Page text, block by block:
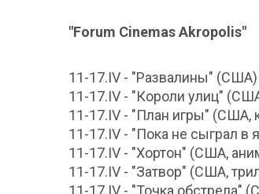
"Forum Cinemas Akropolis"
11-17.IV - "Развалины" (США)
11-17.IV - "Короли улиц"
11-17.IV - "План игры" (США,
11-17.IV - "Пока не сыграл в
11-17.IV - "Хортон" (США,
11-17.IV - "Затвор" (США,
11-17.IV - "Точка обстрела"